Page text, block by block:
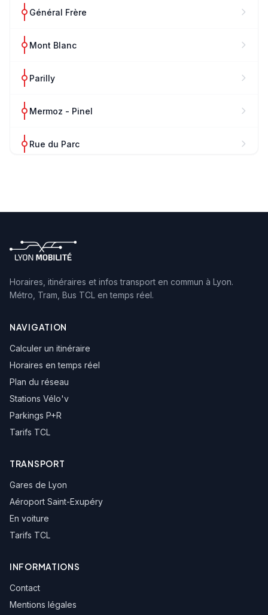
Général Frère
Mont Blanc
Parilly
Mermoz - Pinel
Rue du Parc
Roger Salengro
Cité de l'Enfance - IDEF
Normandie-Niemen
Mi Plaine - Pélossier
La Grande Plaine
Herbepin
Horaires, itinéraires et infos transport en commun à Lyon.
Métro, Tram, Bus TCL en temps réel.
NAVIGATION
Calculer un itinéraire
Horaires en temps réel
Plan du réseau
Stations Vélo'v
Parkings P+R
Tarifs TCL
TRANSPORT
Gares de Lyon
Aéroport Saint-Exupéry
En voiture
Tarifs TCL
INFORMATIONS
Contact
Mentions légales